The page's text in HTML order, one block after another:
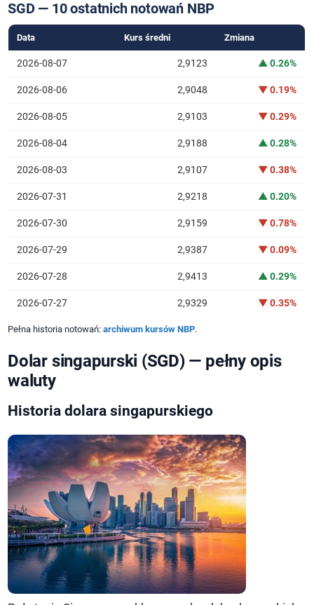
SGD — 10 ostatnich notowań NBP
Data Kurs średni Zmiana
2026-08-07 2,9123 ▲ 0.26%
2026-08-06 2,9048 ▼ 0.19%
2026-08-05 2,9103 ▼ 0.29%
2026-08-04 2,9188 ▲ 0.28%
2026-08-03 2,9107 ▼ 0.38%
2026-07-31 2,9218 ▲ 0.20%
2026-07-30 2,9159 ▼ 0.78%
2026-07-29 2,9387 ▼ 0.09%
2026-07-28 2,9413 ▲ 0.29%
2026-07-27 2,9329 ▼ 0.35%
Pełna historia notowań:archiwum kursów NBP.
Dolar singapurski (SGD) — pełny opis
waluty
Historia dolara singapurskiego